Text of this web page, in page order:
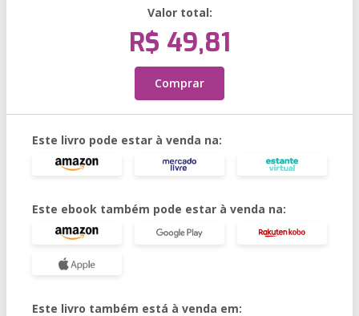
Valor total:
R$ 49,81
Comprar
Este livro pode estar à venda na:
Este ebook também pode estar à venda na:
Este livro também está à venda em: